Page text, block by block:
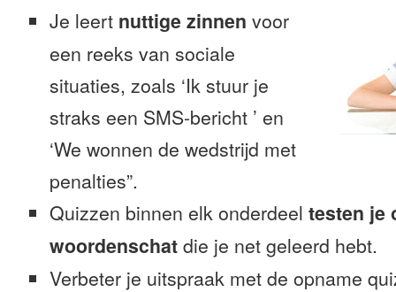
Je leert nuttige zinnen voor
een reeks van sociale
situaties, zoals ‘Ik stuur je
straks een SMS-bericht ’ en
‘We wonnen de wedstrijd met
penalties”.
Quizzen binnen elk onderdeel testen je
woordenschat die je net geleerd hebt.
Verbeter je uitspraak met de opname